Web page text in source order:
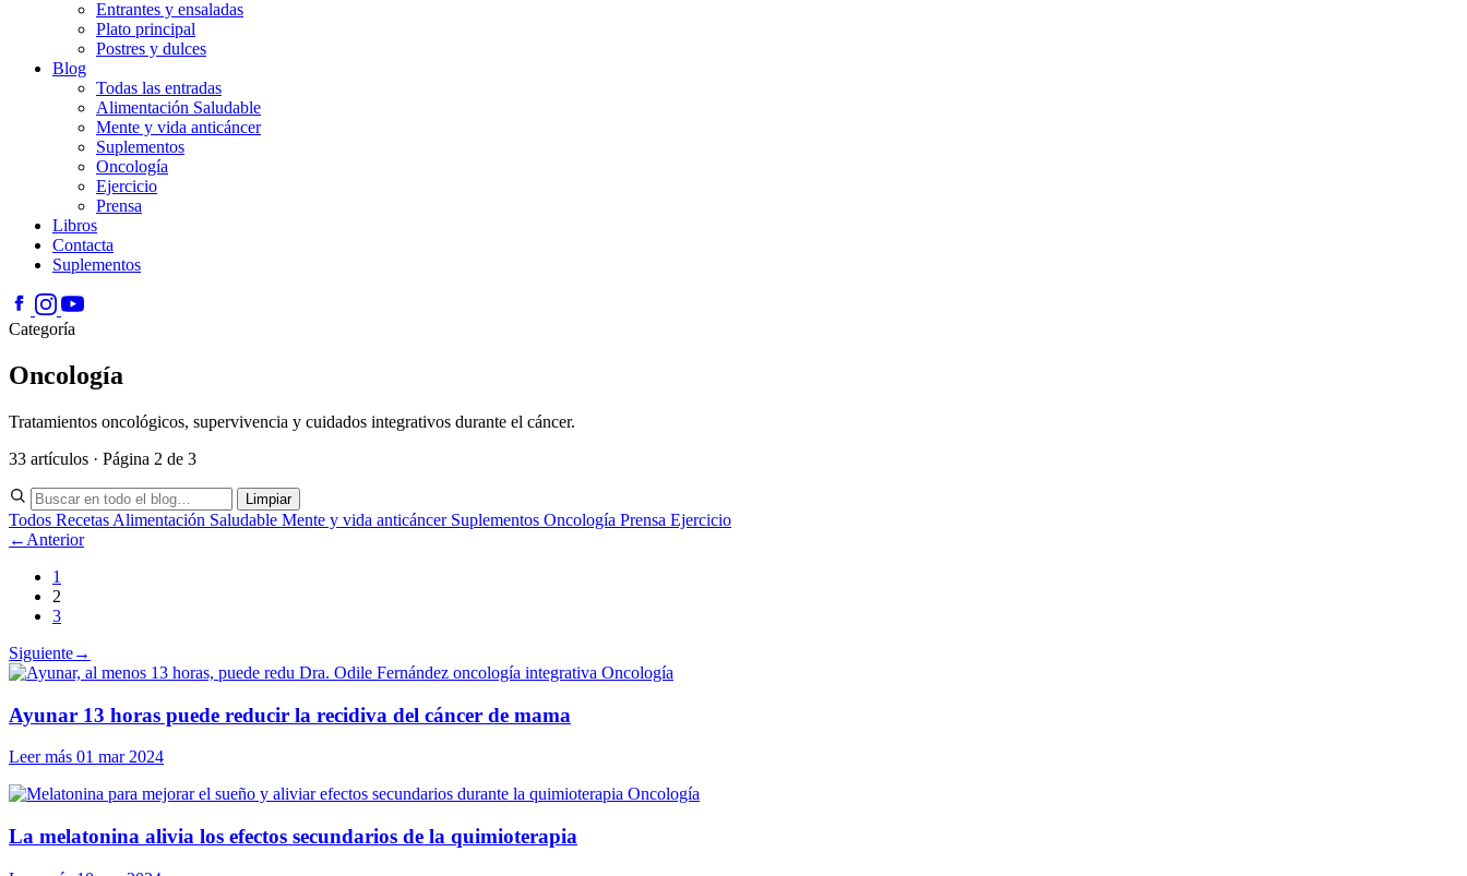
Entrantes y ensaladas
Plato principal
Postres y dulces
Blog
Todas las entradas
Alimentación Saludable
Mente y vida anticáncer
Suplementos
Oncología
Ejercicio
Prensa
Libros
Contacta
Suplementos
Categoría
Oncología
Tratamientos oncológicos, supervivencia y cuidados integrativos durante el cáncer.
33 artículos · Página 2 de 3
Limpiar
Todos Recetas Alimentación Saludable Mente y vida anticáncer Suplementos Oncología Prensa Ejercicio
← Anterior
1
2
3
Siguiente→
Oncología
Ayunar 13 horas puede reducir la recidiva del cáncer de mama
Leer más 01 mar 2024
Oncología
La melatonina alivia los efectos secundarios de la quimioterapia